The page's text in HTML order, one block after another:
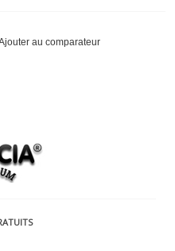
au comparateur